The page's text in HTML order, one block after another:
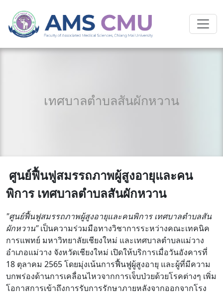
เทศบาลตำบลสันผักหวาน
ศูนย์ฟื้นฟูสมรรถภาพผู้สูงอายุและคน
พิการ เทศบาลตำบลสันผักหวาน
"ศูนย์ฟื้นฟูสมรรถภาพผู้สูงอายุและคนพิการ เทศบาลตำบลสัน
ผักหวาน"เป็นความร่วมมือทางวิชาการระหว่างคณะเทคนิค
การแพทย์ มหาวิทยาลัยเชียงใหม่ และเทศบาลตำบลแม่วาง
อำเภอแม่วาง จังหวัดเชียงใหม่ เปิดให้บริการเมื่อวันอังคารที่
18 ตุลาคม 2565 โดยมุ่งเน้นการฟื้นฟูผู้สูงอายุ และผู้ที่มีความ
บกพร่องด้านการเคลื่อนไหวจากการเจ็บป่วยด้วยโรคต่างๆ เพิ่ม
โอกาสการเข้าถึงการรับการรักษาภายหลังจากออกจากโรง